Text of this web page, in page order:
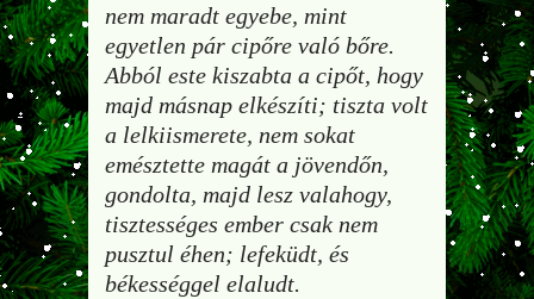
nem maradt egyebe, mint
egyetlen pár cipőre való bőre.
Abból este kiszabta a cipőt, hogy
majd másnap elkészíti; tiszta volt
a lelkiismerete, nem sokat
emésztette magát a jövendőn,
gondolta, majd lesz valahogy,
tisztességes ember csak nem
pusztul éhen; lefeküdt, és
békességgel elaludt.